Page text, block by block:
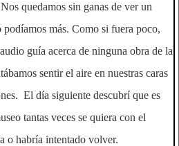
quedamos sin ganas de ver un
más. Como si fuera poco,
guía acerca de ninguna obra de la
sentir el aire en nuestras caras
El día siguiente descubrí que es
tantas veces se quiera con el
o habría intentado volver.